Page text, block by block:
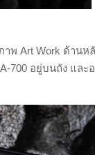
าพ Art Work ด้านห
700 อยู่บนถัง และ